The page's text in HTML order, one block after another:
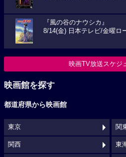
『風の谷のナウシカ』
8/14(金) 日本テレビ/金曜ロ
映画TV放送スケジ
映画館を探す
都道府県から映画館
東京 関
関西 東